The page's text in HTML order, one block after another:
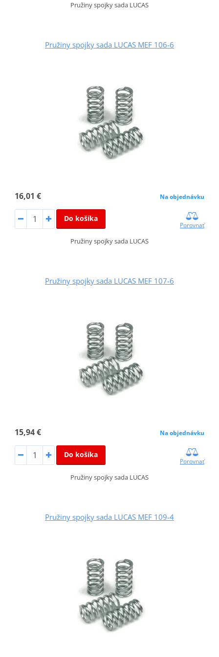
Pružiny spojky sada LUCAS
Pružiny spojky sada LUCAS MEF 106-6
16,01 € Na objednávku
Do košíka
Porovnať
Pružiny spojky sada LUCAS
Pružiny spojky sada LUCAS MEF 107-6
15,94 € Na objednávku
Do košíka
Porovnať
Pružiny spojky sada LUCAS
Pružiny spojky sada LUCAS MEF 109-4